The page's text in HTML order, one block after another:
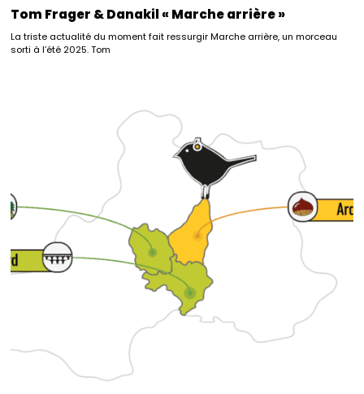
Tom Frager & Danakil « Marche arrière »
La triste actualité du moment fait ressurgir Marche arrière, un morceau
sorti à l’été 2025. Tom